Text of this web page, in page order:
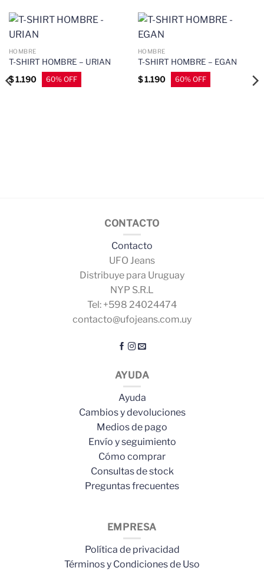
HOMBRE
T-SHIRT HOMBRE – URIAN
$1.190
HOMBRE
T-SHIRT HOMBRE – EGAN
$1.190
CONTACTO
Contacto
UFO Jeans
Distribuye para Uruguay
NYP S.R.L
Tel: +598 24024474
contacto@ufojeans.com.uy
AYUDA
Ayuda
Cambios y devoluciones
Medios de pago
Envío y seguimiento
Cómo comprar
Consultas de stock
Preguntas frecuentes
EMPRESA
Política de privacidad
Términos y Condiciones de Uso